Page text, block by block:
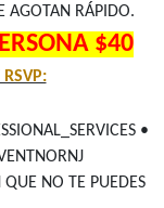
AGOTAN RÁPIDO.
$40
•
QUE NO TE PUEDES